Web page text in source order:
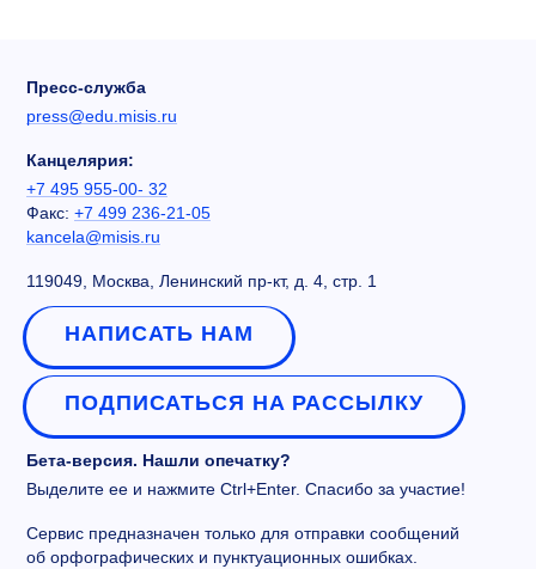
Пресс-служба
press@edu.misis.ru
Канцелярия:
+7 495 955-00- 32
Факс: +7 499 236-21-05
kancela@misis.ru
119049, Москва, Ленинский пр-кт, д. 4, стр. 1
НАПИСАТЬ НАМ
ПОДПИСАТЬСЯ НА РАССЫЛКУ
Бета-версия. Нашли опечатку?
Выделите ее и нажмите Ctrl+Enter. Спасибо за участие!
Сервис предназначен только для отправки сообщений
об орфографических и пунктуационных ошибках.